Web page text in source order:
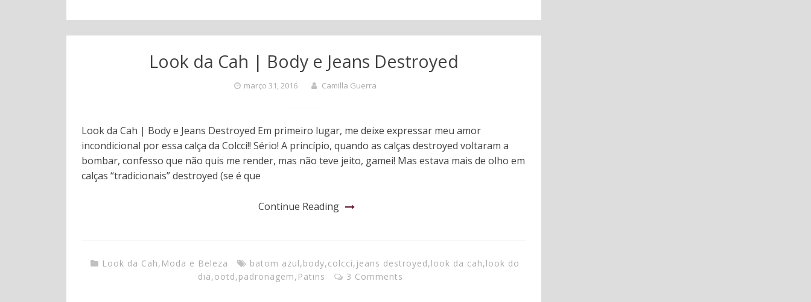
Look da Cah | Body e Jeans Destroyed
março 31, 2016 Camilla Guerra
Look da Cah | Body e Jeans Destroyed Em primeiro lugar, me deixe expressar meu amor
incondicional por essa calça da Colcci!! Sério! A princípio, quando as calças destroyed voltaram a
bombar, confesso que não quis me render, mas não teve jeito, gamei! Mas estava mais de olho em
calças “tradicionais” destroyed (se é que
Continue Reading
Look da Cah, Moda e Beleza batom azul,body,colcci, jeans destroyed,look da cah,look do
dia,ootd,padronagem, Patins 3 Comments